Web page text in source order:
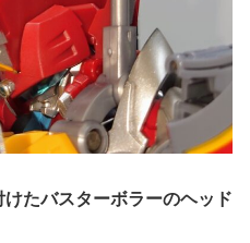
たバスターボラーのヘッド